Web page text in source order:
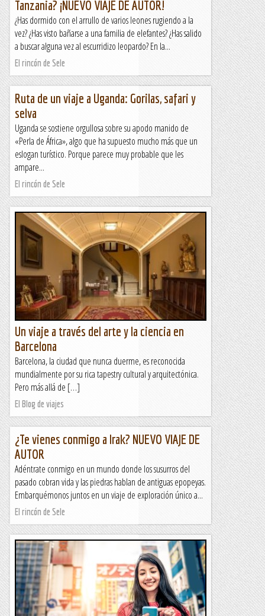
Tanzania? ¡NUEVO VIAJE DE AUTOR!
¿Has dormido con el arrullo de varios leones rugiendo a la
vez? ¿Has visto bañarse a una familia de elefantes? ¿Has salido
a buscar alguna vez al escurridizo leopardo? En la...
El rincón de Sele
Ruta de un viaje a Uganda: Gorilas, safari y
selva
Uganda se sostiene orgullosa sobre su apodo manido de
«Perla de África», algo que ha supuesto mucho más que un
eslogan turístico. Porque parece muy probable que les
ampare...
El rincón de Sele
Un viaje a través del arte y la ciencia en
Barcelona
Barcelona, la ciudad que nunca duerme, es reconocida
mundialmente por su rica tapestry cultural y arquitectónica.
Pero más allá de […]
El Blog de viajes
¿Te vienes conmigo a Irak? NUEVO VIAJE DE
AUTOR
Adéntrate conmigo en un mundo donde los susurros del
pasado cobran vida y las piedras hablan de antiguas epopeyas.
Embarquémonos juntos en un viaje de exploración único a...
El rincón de Sele